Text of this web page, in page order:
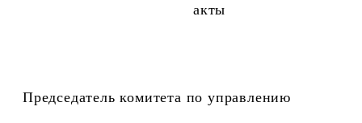
акты
Председатель комитета по управлению